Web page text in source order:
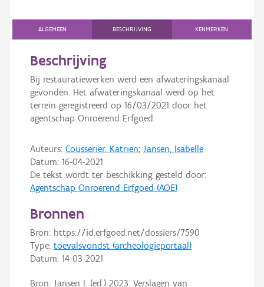
Persoon of collectief
Downloads
Hergebruik
Aanmelden
ALGEMEEN BESCHRIJVING KENMERKEN
Beschrijving
Bij restauratiewerken werd een afwateringskanaal
gevonden. Het afwateringskanaal werd op het
terrein geregistreerd op 16/03/2021 door het
agentschap Onroerend Erfgoed.
Auteurs: Cousserier, Katrien; Jansen, Isabelle
Datum: 16-04-2021
De tekst wordt ter beschikking gesteld door:
Agentschap Onroerend Erfgoed (AOE)
Bronnen
Bron: https://id.erfgoed.net/dossiers/7590
Type: toevalsvondst (archeologieportaal)
Datum: 14-03-2021
Bron: Jansen I. (ed.) 2023: Verslagen van